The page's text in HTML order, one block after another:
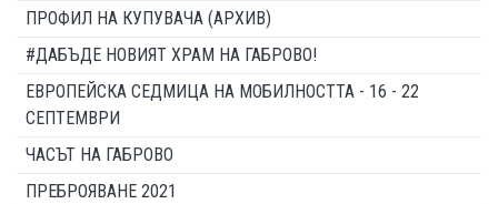
ПРОФИЛ НА КУПУВАЧА (АРХИВ)
#ДАБЪДЕ НОВИЯТ ХРАМ НА ГАБРОВО!
ЕВРОПЕЙСКА СЕДМИЦА НА МОБИЛНОСТТА - 16 - 22
СЕПТЕМВРИ
ЧАСЪТ НА ГАБРОВО
ПРЕБРОЯВАНЕ 2021